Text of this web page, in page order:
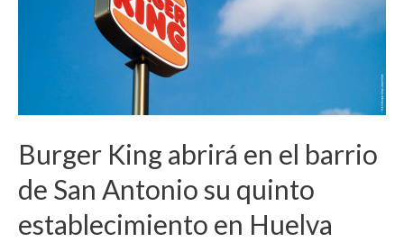
Burger King abrirá en el barrio
de San Antonio su quinto
establecimiento en Huelva